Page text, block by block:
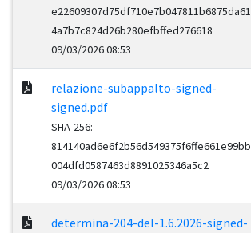
e22609307d75df710e7b047811b6875da61
4a7b7c824d26b280efbffed276618
09/03/2026 08:53
relazione-subappalto-signed-
signed.pdf
SHA-256:
814140ad6e6f2b56d549375f6ffe661e99bb
004dfd0587463d8891025346a5c2
09/03/2026 08:53
determina-204-del-1.6.2026-signed-